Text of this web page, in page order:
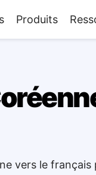
Produits
vers le